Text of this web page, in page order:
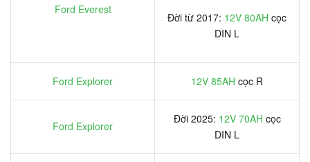
Ford Everest
Đời từ 2017: 12V 80AH cọc
DIN L
Ford Explorer 12V 85AH cọc R
Ford Explorer
Đời 2025: 12V 70AH cọc
DIN L